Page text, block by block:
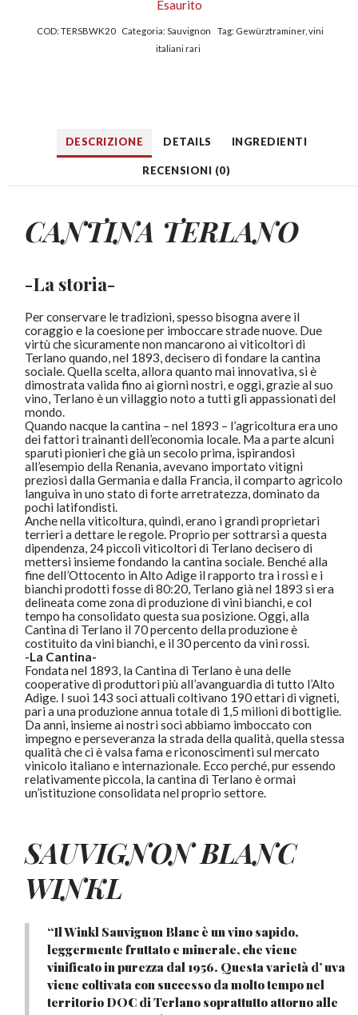
Esaurito
COD: TERSBWK20 Categoria:Sauvignon Tag: Gewürztraminer, vini
italiani rari
DESCRIZIONE DETAILS INGREDIENTI
RECENSIONI (0)
CANTINA TERLANO
-La storia-
Per conservare le tradizioni, spesso bisogna avere il
coraggio e la coesione per imboccare strade nuove. Due
virtù che sicuramente non mancarono ai viticoltori di
Terlano quando, nel 1893, decisero di fondare la cantina
sociale. Quella scelta, allora quanto mai innovativa, si è
dimostrata valida fino ai giorni nostri, e oggi, grazie al suo
vino, Terlano è un villaggio noto a tutti gli appassionati del
mondo.
Quando nacque la cantina – nel 1893 – l’agricoltura era uno
dei fattori trainanti dell’economia locale. Ma a parte alcuni
sparuti pionieri che già un secolo prima, ispirandosi
all’esempio della Renania, avevano importato vitigni
preziosi dalla Germania e dalla Francia, il comparto agricolo
languiva in uno stato di forte arretratezza, dominato da
pochi latifondisti.
Anche nella viticoltura, quindi, erano i grandi proprietari
terrieri a dettare le regole. Proprio per sottrarsi a questa
dipendenza, 24 piccoli viticoltori di Terlano decisero di
mettersi insieme fondando la cantina sociale. Benché alla
fine dell’Ottocento in Alto Adige il rapporto tra i rossi e i
bianchi prodotti fosse di 80:20, Terlano già nel 1893 si era
delineata come zona di produzione di vini bianchi, e col
tempo ha consolidato questa sua posizione. Oggi, alla
Cantina di Terlano il 70 percento della produzione è
costituito da vini bianchi, e il 30 percento da vini rossi.
-La Cantina-
Fondata nel 1893, la Cantina di Terlano è una delle
cooperative di produttori più all’avanguardia di tutto l’Alto
Adige. I suoi 143 soci attuali coltivano 190 ettari di vigneti,
pari a una produzione annua totale di 1,5 milioni di bottiglie.
Da anni, insieme ai nostri soci abbiamo imboccato con
impegno e perseveranza la strada della qualità, quella stessa
qualità che ci è valsa fama e riconoscimenti sul mercato
vinicolo italiano e internazionale. Ecco perché, pur essendo
relativamente piccola, la cantina di Terlano è ormai
un’istituzione consolidata nel proprio settore.
SAUVIGNONBLANC
WINKL
“Il Winkl Sauvignon Blanc è un vino sapido,
leggermente fruttato e minerale, che viene
vinificato in purezza dal 1956. Questa varietà d’ uva
viene coltivata con successo da molto tempo nel
territorio DOC di Terlano soprattutto attorno alle